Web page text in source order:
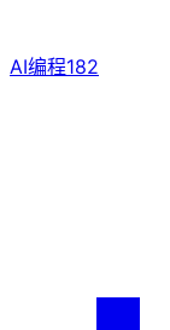
AI编程182